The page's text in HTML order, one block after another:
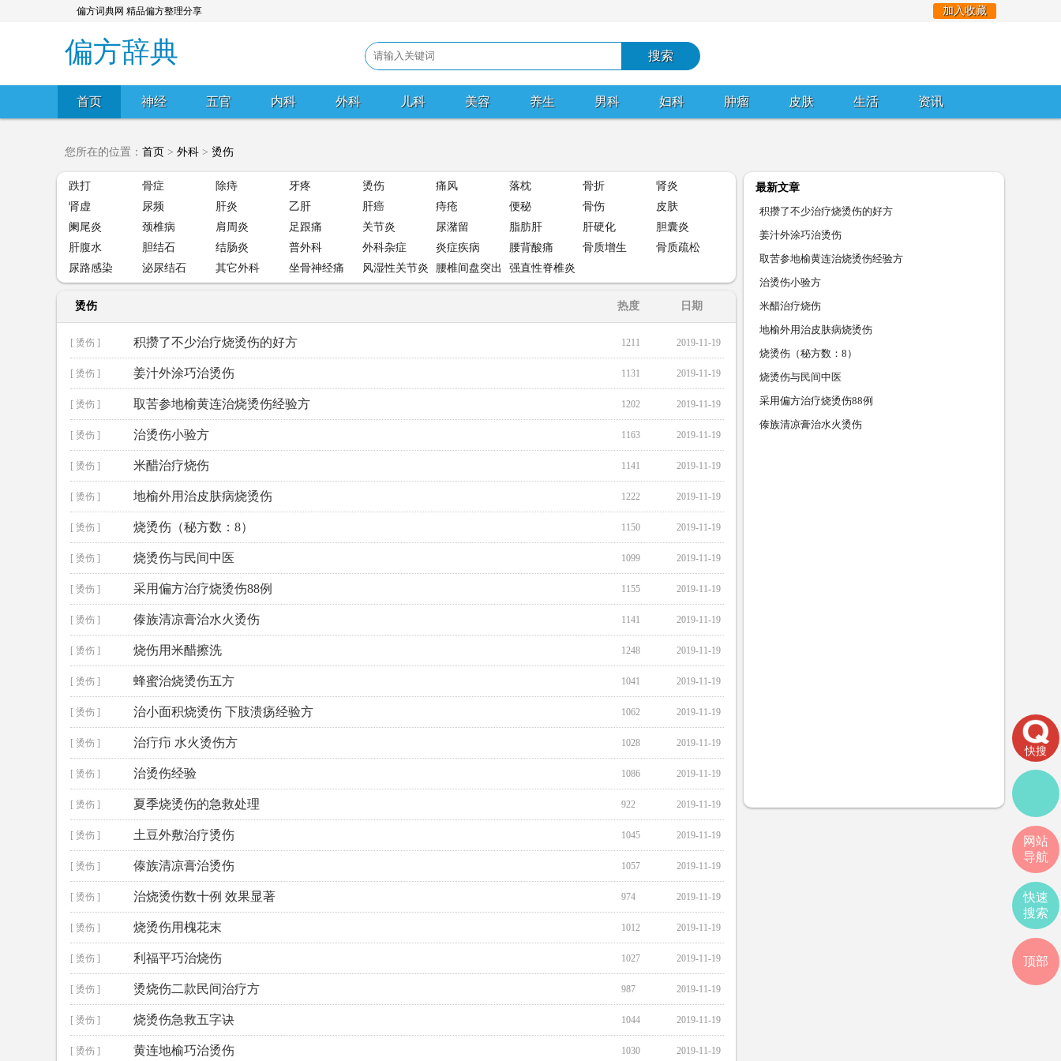
偏方词典网 精品偏方整理分享 加入收藏
偏方辞典
首页 神经 五官 内科 外科 儿科 美容 养生 男科 妇科 肿瘤 皮肤 生活 资讯
您所在的位置： 首页 > 外科 > 烫伤
跌打 骨症 除痔 牙疼 烫伤 痛风 落枕 骨折
肾炎
肾虚
尿频 肝炎 乙肝 肝癌 痔疮 便秘 骨伤
皮肤
阑尾炎
颈椎病 肩周炎 足跟痛 关节炎 尿潴留 脂肪肝 肝硬化
胆囊炎
肝腹水
胆结石 结肠炎 普外科 外科杂症 炎症疾病 腰背酸痛 骨质增生
骨质疏松
尿路感染
泌尿结石 其它外科 坐骨神经痛 风湿性关节炎 腰椎间盘突出 强直性脊椎炎
烫伤 日期
热度
[ 烫伤 ] 积攒了不少治疗烧烫伤的好方 2019-11-19
1211
[ 烫伤 ] 姜汁外涂巧治烫伤 2019-11-19
1131
[ 烫伤 ] 取苦参地榆黄连治烧烫伤经验方 2019-11-19
1202
[ 烫伤 ] 治烫伤小验方 2019-11-19
1163
[ 烫伤 ] 米醋治疗烧伤 2019-11-19
1141
[ 烫伤 ] 地榆外用治皮肤病烧烫伤 2019-11-19
1222
[ 烫伤 ] 烧烫伤（秘方数：8） 2019-11-19
1150
[ 烫伤 ] 烧烫伤与民间中医 2019-11-19
1099
[ 烫伤 ] 采用偏方治疗烧烫伤88例 2019-11-19
1155
[ 烫伤 ] 傣族清凉膏治水火烫伤 2019-11-19
1141
[ 烫伤 ] 烧伤用米醋擦洗 2019-11-19
1248
[ 烫伤 ] 蜂蜜治烧烫伤五方 2019-11-19
1041
[ 烫伤 ] 治小面积烧烫伤 下肢溃疡经验方 2019-11-19
1062
[ 烫伤 ] 治疔疖 水火烫伤方 2019-11-19
1028
[ 烫伤 ] 治烫伤经验 2019-11-19
1086
[ 烫伤 ] 夏季烧烫伤的急救处理 2019-11-19
922
[ 烫伤 ] 土豆外敷治疗烫伤 2019-11-19
1045
[ 烫伤 ] 傣族清凉膏治烫伤 2019-11-19
1057
[ 烫伤 ] 治烧烫伤数十例 效果显著 2019-11-19
974
[ 烫伤 ] 烧烫伤用槐花末 2019-11-19
1012
[ 烫伤 ] 利福平巧治烧伤 2019-11-19
1027
[ 烫伤 ] 烫烧伤二款民间治疗方 2019-11-19
987
[ 烫伤 ] 烧烫伤急救五字诀 2019-11-19
1044
[ 烫伤 ] 黄连地榆巧治烫伤 2019-11-19
1030
最新文章
积攒了不少治疗烧烫伤的好方
姜汁外涂巧治烫伤
取苦参地榆黄连治烧烫伤经验方
治烫伤小验方
米醋治疗烧伤
地榆外用治皮肤病烧烫伤
烧烫伤（秘方数：8）
烧烫伤与民间中医
采用偏方治疗烧烫伤88例
傣族清凉膏治水火烫伤
快搜
网站
导航
快速
搜索
顶部